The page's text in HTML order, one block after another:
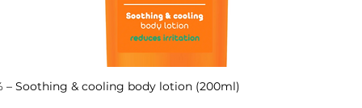
Ātrais skats
– Soothing & cooling body lotion (200ml)